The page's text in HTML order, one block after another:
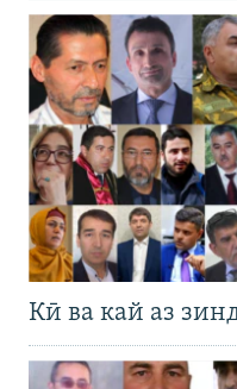
Кӣ ва кай аз